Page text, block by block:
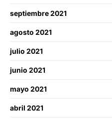
septiembre 2021
agosto 2021
julio 2021
junio 2021
mayo 2021
abril 2021